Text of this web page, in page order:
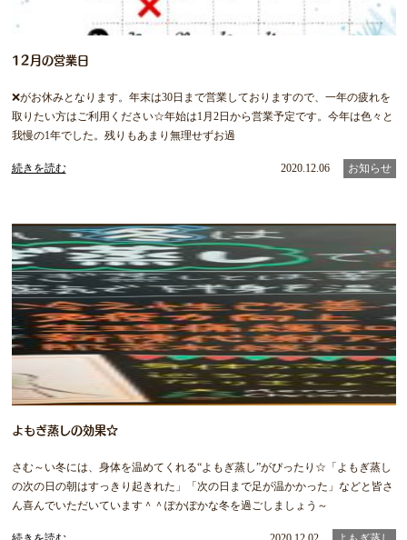
12月の営業日
❌がお休みとなります。年末は30日まで営業しておりますので、一年の疲れを
取りたい方はご利用ください☆年始は1月2日から営業予定です。今年は色々と
我慢の1年でした。残りもあまり無理せずお過
続きを読む 2020.12.06 お知らせ
よもぎ蒸しの効果☆
さむ～い冬には、身体を温めてくれる“よもぎ蒸し”がぴったり☆「よもぎ蒸し
の次の日の朝はすっきり起きれた」「次の日まで足が温かかった」などと皆さ
ん喜んでいただいています＾＾ぽかぽかな冬を過ごしましょう～